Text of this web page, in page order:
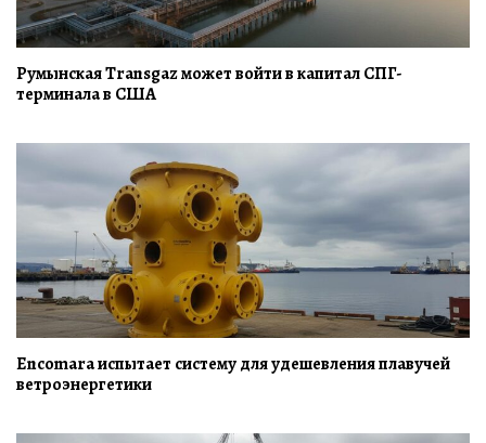
Румынская Transgaz может войти в капитал СПГ-
терминала в США
Encomara испытает систему для удешевления плавучей
ветроэнергетики